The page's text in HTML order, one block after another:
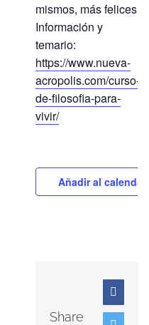
mismos, más felices.
Información y
temario:
https://www.nueva-
acropolis.com/curso-
de-filosofia-para-
vivir/
Añadir al calendario
Share